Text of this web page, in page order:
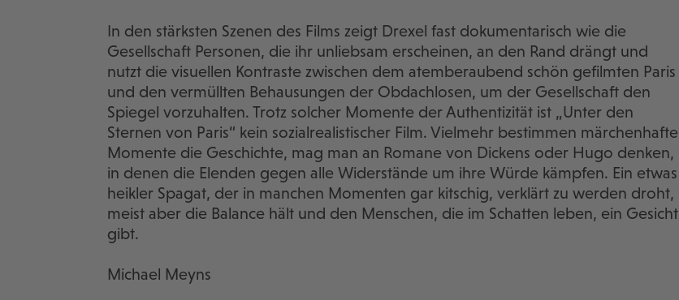
In den stärksten Szenen des Films zeigt Drexel fast dokumentarisch wie die
Gesellschaft Personen, die ihr unliebsam erscheinen, an den Rand drängt und
nutzt die visuellen Kontraste zwischen dem atemberaubend schön gefilmten Paris
und den vermüllten Behausungen der Obdachlosen, um der Gesellschaft den
Spiegel vorzuhalten. Trotz solcher Momente der Authentizität ist „Unter den
Sternen von Paris“ kein sozialrealistischer Film. Vielmehr bestimmen märchenhafte
Momente die Geschichte, mag man an Romane von Dickens oder Hugo denken,
in denen die Elenden gegen alle Widerstände um ihre Würde kämpfen. Ein etwas
heikler Spagat, der in manchen Momenten gar kitschig, verklärt zu werden droht,
meist aber die Balance hält und den Menschen, die im Schatten leben, ein Gesicht
gibt.
Michael Meyns